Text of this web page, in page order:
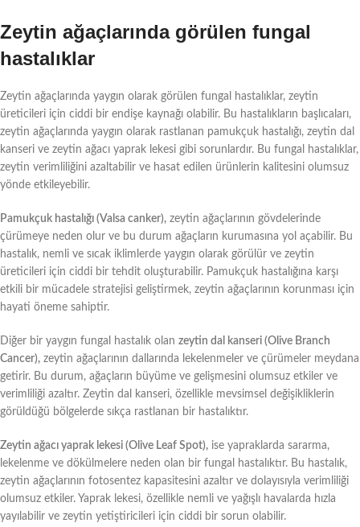
Zeytin ağaçlarında görülen fungal
hastalıklar
Zeytin ağaçlarında yaygın olarak görülen fungal hastalıklar, zeytin
üreticileri için ciddi bir endişe kaynağı olabilir. Bu hastalıkların başlıcaları,
zeytin ağaçlarında yaygın olarak rastlanan pamukçuk hastalığı, zeytin dal
kanseri ve zeytin ağacı yaprak lekesi gibi sorunlardır. Bu fungal hastalıklar,
zeytin verimliliğini azaltabilir ve hasat edilen ürünlerin kalitesini olumsuz
yönde etkileyebilir.
Pamukçuk hastalığı (Valsa canker), zeytin ağaçlarının gövdelerinde
çürümeye neden olur ve bu durum ağaçların kurumasına yol açabilir. Bu
hastalık, nemli ve sıcak iklimlerde yaygın olarak görülür ve zeytin
üreticileri için ciddi bir tehdit oluşturabilir. Pamukçuk hastalığına karşı
etkili bir mücadele stratejisi geliştirmek, zeytin ağaçlarının korunması için
hayati öneme sahiptir.
Diğer bir yaygın fungal hastalık olan zeytin dal kanseri (Olive Branch
Cancer), zeytin ağaçlarının dallarında lekelenmeler ve çürümeler meydana
getirir. Bu durum, ağaçların büyüme ve gelişmesini olumsuz etkiler ve
verimliliği azaltır. Zeytin dal kanseri, özellikle mevsimsel değişikliklerin
görüldüğü bölgelerde sıkça rastlanan bir hastalıktır.
Zeytin ağacı yaprak lekesi (Olive Leaf Spot), ise yapraklarda sararma,
lekelenme ve dökülmelere neden olan bir fungal hastalıktır. Bu hastalık,
zeytin ağaçlarının fotosentez kapasitesini azaltır ve dolayısıyla verimliliği
olumsuz etkiler. Yaprak lekesi, özellikle nemli ve yağışlı havalarda hızla
yayılabilir ve zeytin yetiştiricileri için ciddi bir sorun olabilir.